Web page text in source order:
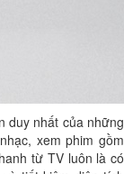
duy nhất của những
xem phim gồm
từ TV luôn là có